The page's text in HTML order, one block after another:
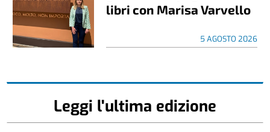
libri con Marisa Varvello
5 AGOSTO 2026
Leggi l'ultima edizione